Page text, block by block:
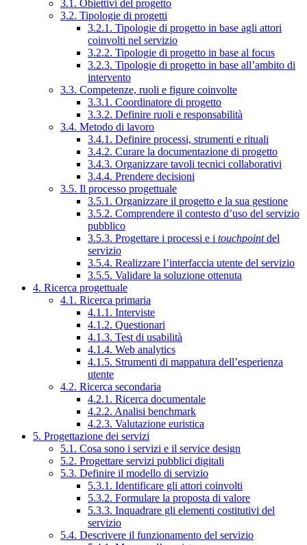
3.1. Obiettivi del progetto
3.2. Tipologie di progetti
3.2.1. Tipologie di progetto in base agli attori
coinvolti nel servizio
3.2.2. Tipologie di progetto in base al focus
3.2.3. Tipologie di progetto in base all’ambito di
intervento
3.3. Competenze, ruoli e figure coinvolte
3.3.1. Coordinatore di progetto
3.3.2. Definire ruoli e responsabilità
3.4. Metodo di lavoro
3.4.1. Definire processi, strumenti e rituali
3.4.2. Curare la documentazione di progetto
3.4.3. Organizzare tavoli tecnici collaborativi
3.4.4. Prendere decisioni
3.5. Il processo progettuale
3.5.1. Organizzare il progetto e la sua gestione
3.5.2. Comprendere il contesto d’uso del servizio
pubblico
3.5.3. Progettare i processi e i touchpointdel
servizio
3.5.4. Realizzare l’interfaccia utente del servizio
3.5.5. Validare la soluzione ottenuta
4. Ricerca progettuale
4.1. Ricerca primaria
4.1.1. Interviste
4.1.2. Questionari
4.1.3. Test di usabilità
4.1.4. Web analytics
4.1.5. Strumenti di mappatura dell’esperienza
utente
4.2. Ricerca secondaria
4.2.1. Ricerca documentale
4.2.2. Analisi benchmark
4.2.3. Valutazione euristica
5. Progettazione dei servizi
5.1. Cosa sono i servizi e il service design
5.2. Progettare servizi pubblici digitali
5.3. Definire il modello di servizio
5.3.1. Identificare gli attori coinvolti
5.3.2. Formulare la proposta di valore
5.3.3. Inquadrare gli elementi costitutivi del
servizio
5.4. Descrivere il funzionamento del servizio